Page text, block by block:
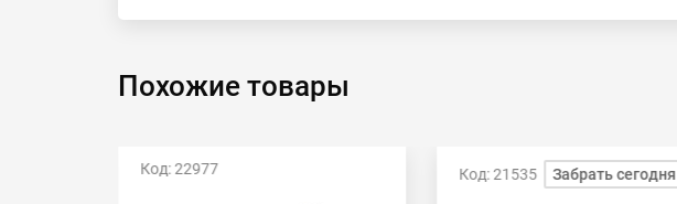
Похожие товары
Код: 22977 Код: 21535 Забрать сегодня